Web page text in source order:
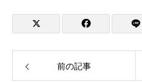
前の記事